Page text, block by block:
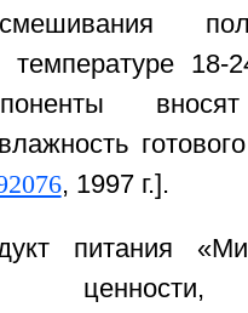
18-
, 1997 г.].
питания